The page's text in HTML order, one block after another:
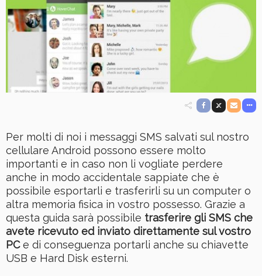
Per molti di noi i messaggi SMS salvati sul nostro
cellulare Android possono essere molto
importanti e in caso non li vogliate perdere
anche in modo accidentale sappiate che è
possibile esportarli e trasferirli su un computer o
altra memoria fisica in vostro possesso. Grazie a
questa guida sarà possibile trasferire gli SMS che
avete ricevuto ed inviato direttamente sul vostro
PCe di conseguenza portarli anche su chiavette
USB e Hard Disk esterni.